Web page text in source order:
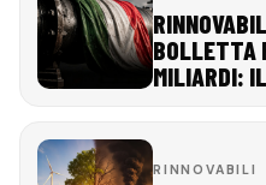
BOLLETTA
MILIARDI:
RINNOVABILI